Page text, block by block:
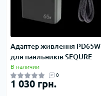
Адаптер живлення PD65W
для паяльників SEQURE
В наличии
0
1 030 грн.